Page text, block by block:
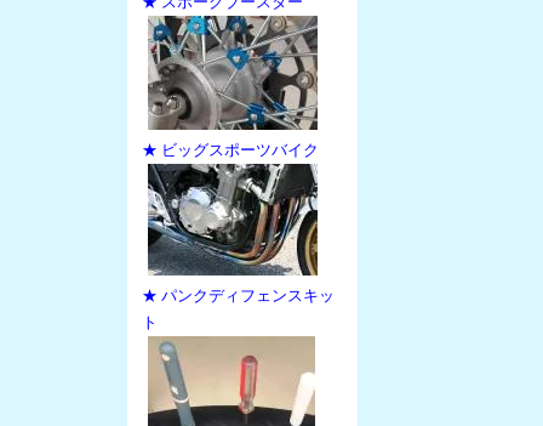
★ ビッグスポーツバイク
★ パンクディフェンスキッ
ト